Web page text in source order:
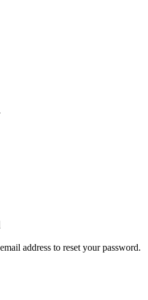
address to reset your password.